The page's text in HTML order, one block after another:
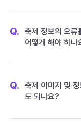
Q.
축제 정보의 오류
어떻게 해야 하나
Q.
축제 이미지 및
도 되나요?